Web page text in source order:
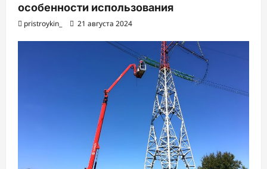
особенности использования
pristroykin_ 21 августа 2024